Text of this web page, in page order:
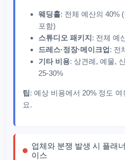
웨딩홀: 전체 예산의 40%
포함)
스튜디오 패키지: 전체 예
드레스·정장·메이크업 : 전
기타 비용: 상견례, 예물,
25-30%
팁 : 예상 비용에서 20% 정도
요.
업체와 분쟁 발생 시 플래
이스